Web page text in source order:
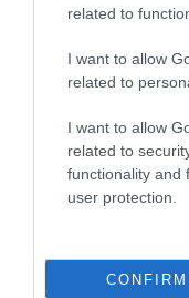
related to
I want to allow
related to
I want to allow
related to
functionality and
user protection.
CONFIRM
Attila Szabó
2016. Március 31.